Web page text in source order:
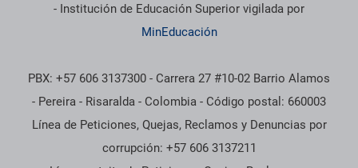
- Institución de Educación Superior vigilada por
MinEducación
PBX: +57 606 3137300 - Carrera 27 #10-02 Barrio Alamos
- Pereira - Risaralda - Colombia - Código postal: 660003
Línea de Peticiones, Quejas, Reclamos y Denuncias por
corrupción: +57 606 3137211